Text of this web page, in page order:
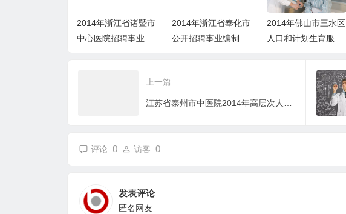
2014年浙江省诸暨市
中心医院招聘事业编
2014年浙江省奉化市
公开招聘事业编制教
2014年佛山市三水区
人口和计划生育服务
上一篇
评论 0 访客 0
发表评论
匿名网友